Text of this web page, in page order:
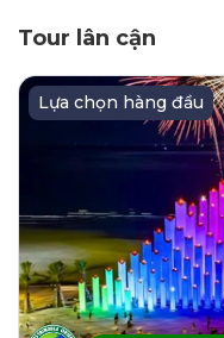
Tour lân cận
Lựa chọn hàng đầu